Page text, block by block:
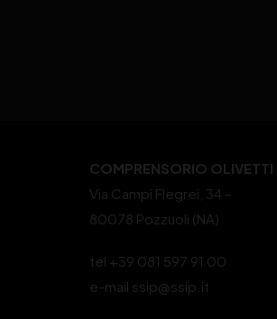
COMPRENSORIO OLIVETTI
Via Campi Flegrei, 34 –
80078 Pozzuoli (NA)
tel +39 081 597 91 00
e-mail ssip@ssip.it